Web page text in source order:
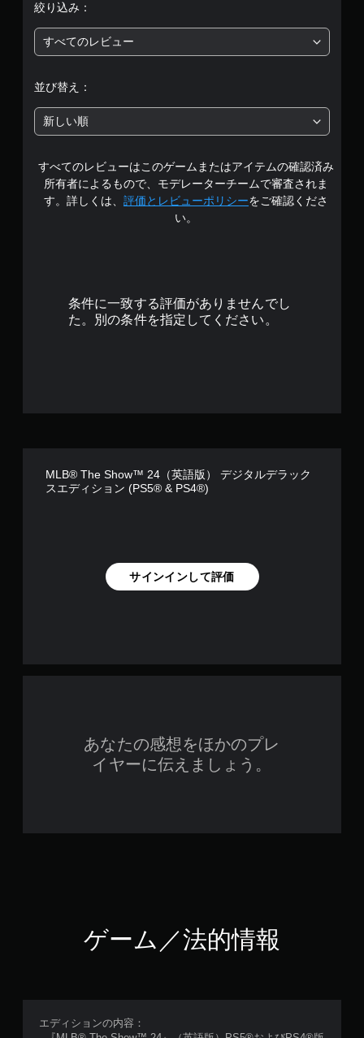
評
価
5
段
階
中
す
絞り込み：
すべてのレビュー
並び替え：
新しい順
すべてのレビューはこのゲームまたはアイテムの確認済み
所有者によるもので、モデレーターチームで審査されま
す。詳しくは、 評価とレビューポリシーをご確認くださ
い。
条件に一致する評価がありませんでし
た。別の条件を指定してください。
MLB® The Show™ 24（英語版） デジタルデラック
スエディション (PS5® & PS4®)
サインインして評価
あなたの感想をほかのプレ
イヤーに伝えましょう。
ゲーム／法的情報
エディションの内容：